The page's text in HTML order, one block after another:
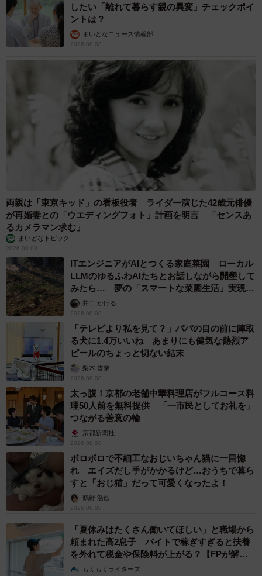
したい「離れて暮らす親の異変」チェックポイ
ントは？
まいどなニュース情報部
2026.08.08
両親は「東京キッド」の看板役者 ライダー演じた42歳元俳優
が再婚妻との「ウエディングフォト」計画を明言 「センスあ
るカメラマン求む」
まいどなトピック
2026.08.08
ITエンジニアがAIとつくる家庭菜園 ローカル
LLMのゆるふわAIたちとお話しながら開墾して
みたら… 夢の「スマートな菜園生活」実現な
るか井二 かける
2026.08.08
「テレビより私を見て？」パパの目の前に陣取
る犬に1.4万いいね あまりにも健気な熱烈ア
ピールのちょっと切ない結末
梨木 香奈
2026.08.08
太っ腹！京都の老舗中華料理店がフルコース料
理50人前を無料提供 「一市民としてお礼を」
つながる善意の輪
京都新聞社
2026.08.08
ボロボロで不細工なおじいちゃん猫に一目惚
れ エイズだし手がかかるけど…おうちで暮ら
すと「おじ猫」だって可愛くなったよ！
鶴野 浩己
2026.08.08
「夏休みはたくさん働いてほしい」と職場から
頼まれた高2息子 バイトで稼ぎすぎると扶養
を外れて税金や保険料が上がる？【FPが解
説】もくもくライターズ